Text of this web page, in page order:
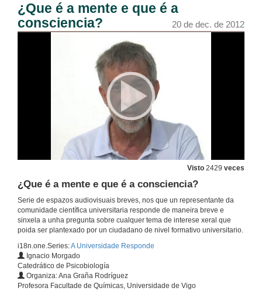
¿Que é a mente e que é a
consciencia?
20 de dec. de 2012
Visto 2429 veces
¿Que é a mente e que é a consciencia?
Serie de espazos audiovisuais breves, nos que un representante da
comunidade científica universitaria responde de maneira breve e
sinxela a unha pregunta sobre cualquer tema de interese xeral que
poida ser plantexado por un ciudadano de nivel formativo universitario.
i18n.one.Series:A Universidade Responde
Ignacio Morgado
Catedrático de Psicobiología
Organiza: Ana Graña Rodríguez
Profesora Facultade de Químicas, Universidade de Vigo